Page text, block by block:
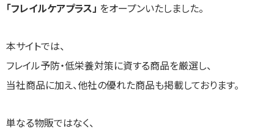
「フレイルケアプラス」 をオープンいたしました。
本サイトでは、
フレイル予防・低栄養対策に資する商品を厳選し、
当社商品に加え、他社の優れた商品も掲載しております。
単なる物販ではなく、